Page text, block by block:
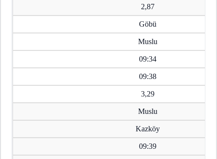
2,87
Göbü
Muslu
09:34
09:38
3,29
Muslu
Kazköy
09:39